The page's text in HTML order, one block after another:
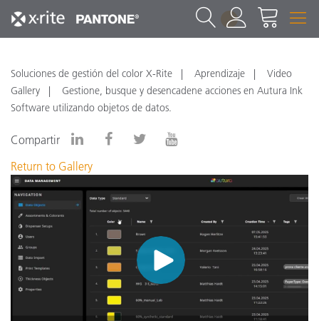
1
Soluciones de gestión del color X-Rite Aprendizaje
Video
Gallery
Gestione, busque y desencadene acciones en Autura Ink
Software utilizando objetos de datos.
Compartir
Return to Gallery